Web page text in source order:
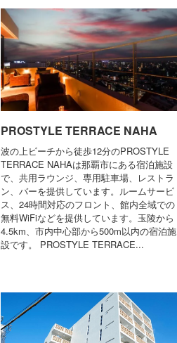
PROSTYLE TERRACE NAHA
波の上ビーチから徒歩12分のPROSTYLE
TERRACE NAHAは那覇市にある宿泊施設
で、共用ラウンジ、専用駐車場、レストラ
ン、バーを提供しています。ルームサービ
ス、24時間対応のフロント、館内全域での
無料WiFiなどを提供しています。玉陵から
4.5km、市内中心部から500m以内の宿泊施
設です。 PROSTYLE TERRACE...